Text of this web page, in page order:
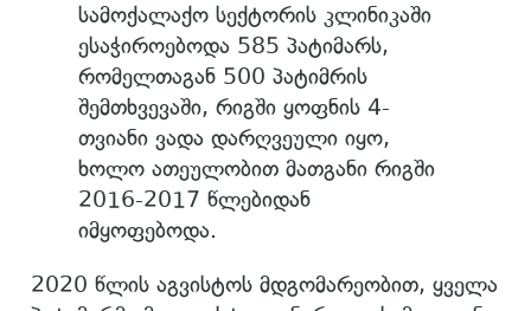
სამოქალაქო სექტორის კლინიკაში
ესაჭიროებოდა 585 პატიმარს,
რომელთაგან 500 პატიმრის
შემთხვევაში, რიგში ყოფნის 4-
თვიანი ვადა დარღვეული იყო,
ხოლო ათეულობით მათგანი რიგში
2016-2017 წლებიდან
იმყოფებოდა.
2020 წლის აგვისტოს მდგომარეობით, ყველა